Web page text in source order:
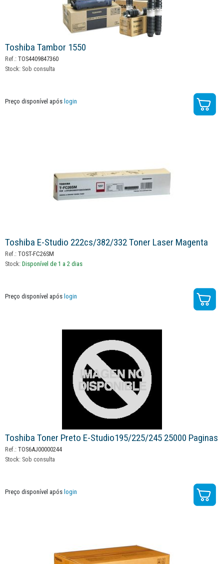
Toshiba Tambor 1550
Ref.: TOS4409847360
Stock: Sob consulta
Preço disponível após login
Toshiba E-Studio 222cs/382/332 Toner Laser Magenta
Ref.: TOST-FC26SM
Stock: Disponível de 1 a 2 dias
Preço disponível após login
Toshiba Toner Preto E-Studio195/225/245 25000 Paginas
Ref.: TOS6AJ00000244
Stock: Sob consulta
Preço disponível após login